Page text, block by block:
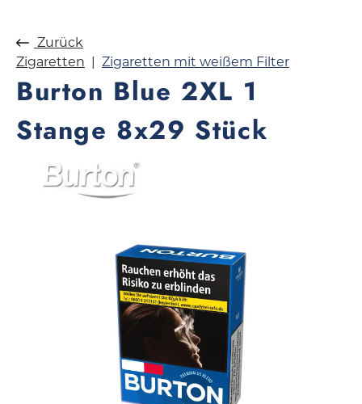
Zurück
Zigaretten
Zigaretten mit weißem Filter
Burton Blue 2XL 1
Stange 8x29 Stück
Bildergalerie überspringen